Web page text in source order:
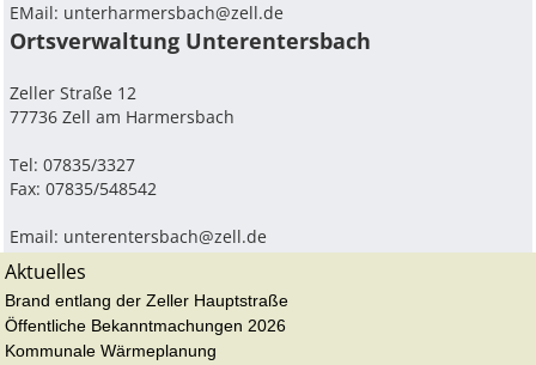
EMail: unterharmersbach@zell.de
Ortsverwaltung Unterentersbach
Zeller Straße 12
77736 Zell am Harmersbach
Tel: 07835/3327
Fax: 07835/548542
Email: unterentersbach@zell.de
Aktuelles
Brand entlang der Zeller Hauptstraße
Öffentliche Bekanntmachungen 2026
Kommunale Wärmeplanung